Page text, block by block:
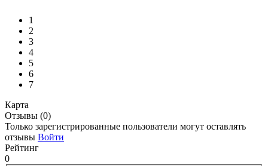
1
2
3
4
5
6
7
Карта
Отзывы (0)
Только зарегистрированные пользователи могут оставлять
отзывы Войти
Рейтинг
0